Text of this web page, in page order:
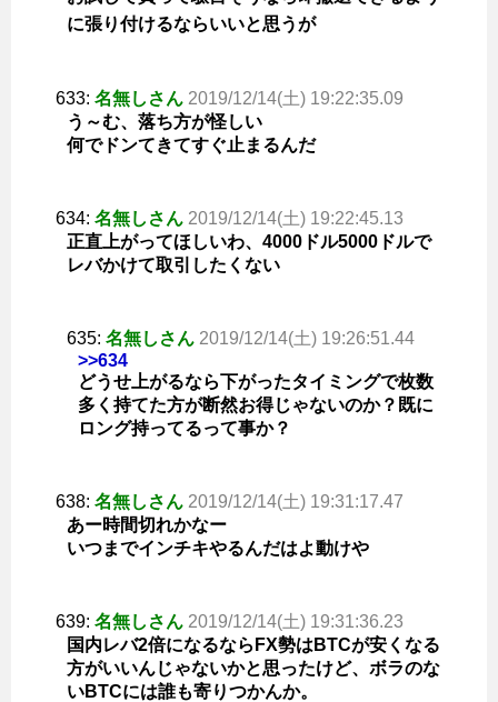
に張り付けるならいいと思うが
633: 名無しさん 2019/12/14(土) 19:22:35.09
う～む、落ち方が怪しい
何でドンてきてすぐ止まるんだ
634: 名無しさん 2019/12/14(土) 19:22:45.13
正直上がってほしいわ、4000ドル5000ドルで
レバかけて取引したくない
635: 名無しさん 2019/12/14(土) 19:26:51.44
>>634
どうせ上がるなら下がったタイミングで枚数
多く持てた方が断然お得じゃないのか？既に
ロング持ってるって事か？
638: 名無しさん 2019/12/14(土) 19:31:17.47
あー時間切れかなー
いつまでインチキやるんだはよ動けや
639: 名無しさん 2019/12/14(土) 19:31:36.23
国内レバ2倍になるならFX勢はBTCが安くなる
方がいいんじゃないかと思ったけど、ボラのな
いBTCには誰も寄りつかんか。